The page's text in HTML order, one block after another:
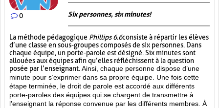
0 Six personnes, six minutes!
La méthode pédagogique Phillips 6.6consiste à répartir les élèves
d’une classe en sous-groupes composés de six personnes. Dans
chaque équipe, un porte-parole est désigné. Six minutes sont
allouées aux équipes afin qu’elles réfléchissent à la question
posée par l’enseignant. Ainsi, chaque personne dispose d’une
minute pour s’exprimer dans sa propre équipe. Une fois cette
étape terminée, le droit de parole est accordé aux différents
porte-paroles des équipes qui se chargent de transmettre à
l’enseignant la réponse convenue par les différents membres. À